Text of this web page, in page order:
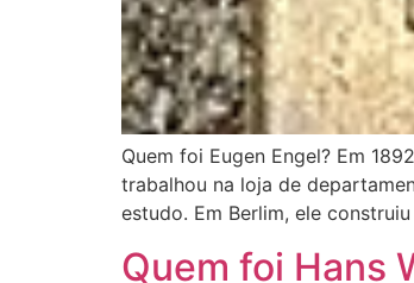
Quem foi Eugen Engel? Em
trabalhou na loja de
estudo. Em Berlim, ele
Quem foi Hans